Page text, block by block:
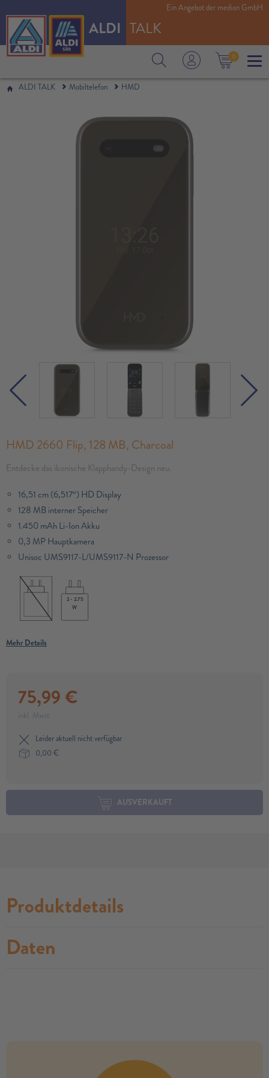
ALDI TALK
0
Ein Angebot der medion GmbH
ALDI TALK Mobiltelefon HMD
HMD 2660 Flip, 128 MB, Charcoal
Entdecke das ikonische Klapphandy-Design neu.
16,51 cm (6,517“) HD Display
128 MB interner Speicher
1.450 mAh Li-Ion Akku
0,3 MP Hauptkamera
Unisoc UMS9117-L/UMS9117-N Prozessor
2 - 2.75
W
Mehr Details
75,99 €
inkl. Mwst.
Leider aktuell nicht verfügbar
0,00 €
AUSVERKAUFT
Produktdetails
Daten